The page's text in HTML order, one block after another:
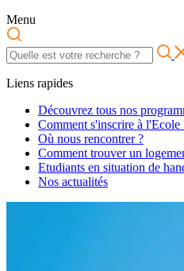
Menu
Liens rapides
Découvrez tous nos
Comment s'inscrire à l'Ecole
Où nous rencontrer ?
Comment trouver un
Etudiants en situation de
Nos actualités